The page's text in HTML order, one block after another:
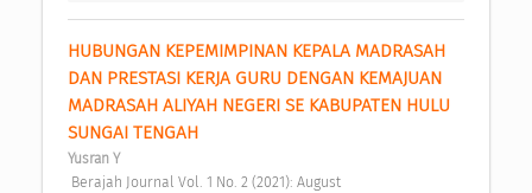
HUBUNGAN KEPEMIMPINAN KEPALA MADRASAH
DAN PRESTASI KERJA GURU DENGAN KEMAJUAN
MADRASAH ALIYAH NEGERI SE KABUPATEN HULU
SUNGAI TENGAH
Yusran Y
Berajah Journal Vol. 1 No. 2 (2021): August